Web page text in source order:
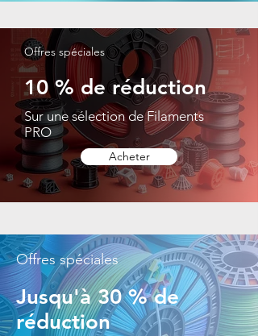
Offres spéciales
10 % de réduction
Sur une sélection de Filaments
PRO
Acheter
Offres spéciales
Jusqu'à 30 % de
réduction